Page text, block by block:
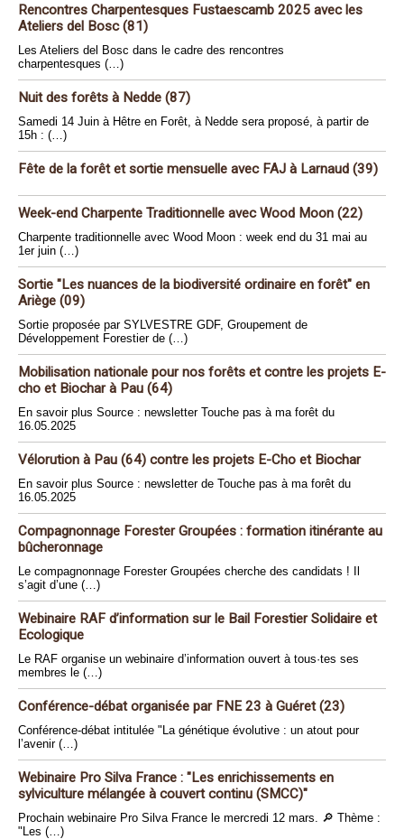
Rencontres Charpentesques Fustaescamb 2025 avec les
Ateliers del Bosc (81)
Les Ateliers del Bosc dans le cadre des rencontres
charpentesques (…)
Nuit des forêts à Nedde (87)
Samedi 14 Juin à Hêtre en Forêt, à Nedde sera proposé, à partir de
15h : (…)
Fête de la forêt et sortie mensuelle avec FAJ à Larnaud (39)
Week-end Charpente Traditionnelle avec Wood Moon (22)
Charpente traditionnelle avec Wood Moon : week end du 31 mai au
1er juin (…)
Sortie "Les nuances de la biodiversité ordinaire en forêt" en
Ariège (09)
Sortie proposée par SYLVESTRE GDF, Groupement de
Développement Forestier de (…)
Mobilisation nationale pour nos forêts et contre les projets E-
cho et Biochar à Pau (64)
En savoir plus Source : newsletter Touche pas à ma forêt du
16.05.2025
Vélorution à Pau (64) contre les projets E-Cho et Biochar
En savoir plus Source : newsletter de Touche pas à ma forêt du
16.05.2025
Compagnonnage Forester Groupées : formation itinérante au
bûcheronnage
Le compagnonnage Forester Groupées cherche des candidats ! Il
s’agit d’une (…)
Webinaire RAF d’information sur le Bail Forestier Solidaire et
Ecologique
Le RAF organise un webinaire d’information ouvert à tous·tes ses
membres le (…)
Conférence-débat organisée par FNE 23 à Guéret (23)
Conférence-débat intitulée "La génétique évolutive : un atout pour
l’avenir (…)
Webinaire Pro Silva France : "Les enrichissements en
sylviculture mélangée à couvert continu (SMCC)"
Prochain webinaire Pro Silva France le mercredi 12 mars. 🔎 Thème :
"Les (…)